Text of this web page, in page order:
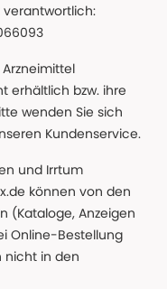
verantwortlich:
erhältlich bzw. ihre
wenden Sie sich
Kundenservice.
und Irrtum
können von den
(Kataloge, Anzeigen
Online-Bestellung
nicht in den